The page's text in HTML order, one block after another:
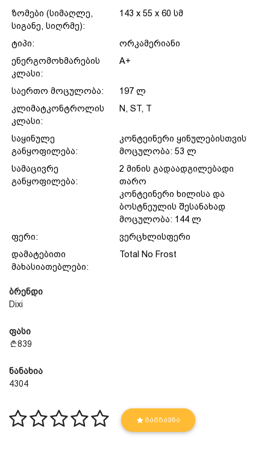
წესები და პირობები
პოლიტიკა
ზომები (სიმაღლე,
სიგანე, სიღრმე):
143 x 55 x 60 სმ
ტიპი:
ორკამერიანი
ენერგომოხმარების
კლასი:
A+
საერთო მოცულობა:
197 ლ
კლიმატკონტროლის
კლასი:
N, ST, T
საყინულე
განყოფილება:
კონტეინერი ყინულებისთვის
მოცულობა: 53 ლ
სამაცივრე
განყოფილება:
2 მინის გადაადგილებადი
თარო
კონტეინერი ხილისა და
ბოსტნეულის შესანახად
მოცულობა: 144 ლ
ფერი:
ვერცხლისფერი
დამატებითი
მახასიათებლები:
Total No Frost
ბრენდი
Dixi
ფასი
839
ნანახია
4304
ᲒᲐᲒᲖᲐᲕᲜᲐ